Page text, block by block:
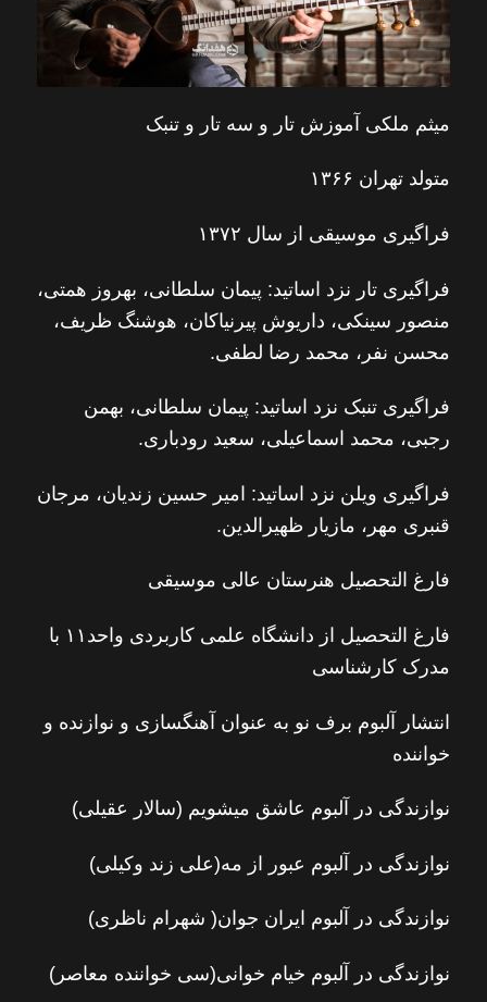
میثم ملکی آموزش تار و سه تار و تنبک
متولد تهران ۱۳۶۶
فراگیری موسیقی از سال ۱۳۷۲
فراگیری تار نزد اساتید: پیمان سلطانی، بهروز همتی،
منصور سینکی، داریوش پیرنیاکان، هوشنگ ظریف،
محسن نفر، محمد رضا لطفی.
فراگیری تنبک نزد اساتید: پیمان سلطانی، بهمن
رجبی، محمد اسماعیلی، سعید رودباری.
فراگیری ویلن نزد اساتید: امیر حسین زندیان، مرجان
قنبری مهر، مازیار ظهیرالدین.
فارغ التحصیل هنرستان عالی موسیقی
فارغ التحصیل از دانشگاه علمی کاربردی واحد۱۱ با
مدرک کارشناسی
انتشار آلبوم برف نو به عنوان آهنگسازی و نوازنده و
خواننده
نوازندگی در آلبوم عاشق میشویم (سالار عقیلی)
نوازندگی در آلبوم عبور از مه(علی زند وکیلی)
نوازندگی در آلبوم ایران جوان( شهرام ناظری)
نوازندگی در آلبوم خیام خوانی(سی خواننده معاصر)